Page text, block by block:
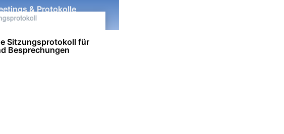
& Protokolle
Sitzungsprotokoll für
Besprechungen